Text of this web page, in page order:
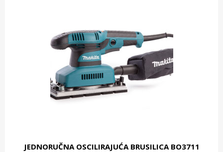
JEDNORUČNA OSCILIRAJUĆA BRUSILICA BO3711